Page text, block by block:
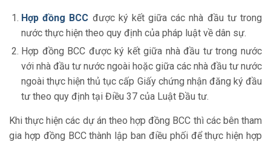
Hợp đồng BCC được ký kết giữa các nhà đầu tư trong
nước thực hiện theo quy định của pháp luật về dân sự.
Hợp đồng BCC được ký kết giữa nhà đầu tư trong nước
với nhà đầu tư nước ngoài hoặc giữa các nhà đầu tư nước
ngoài thực hiện thủ tục cấp Giấy chứng nhận đăng ký đầu
tư theo quy định tại Điều 37 của Luật Đầu tư.
Khi thực hiện các dự án theo hợp đồng BCC thì các bên tham
gia hợp đồng BCC thành lập ban điều phối để thực hiện hợp